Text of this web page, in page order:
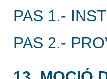
PAS 1.-
PAS 2.-